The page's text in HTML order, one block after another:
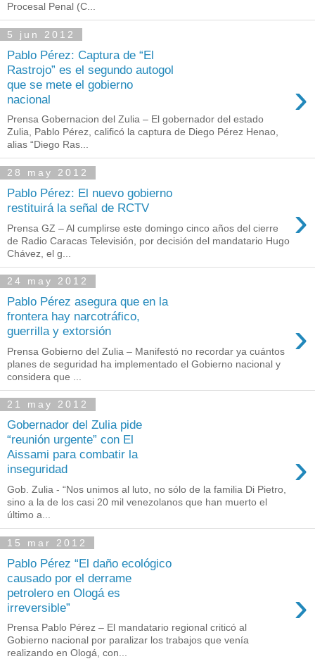
Procesal Penal (C...
5 jun 2012
Pablo Pérez: Captura de “El
Rastrojo” es el segundo autogol
que se mete el gobierno
nacional
›
Prensa Gobernacion del Zulia – El gobernador del estado
Zulia, Pablo Pérez, calificó la captura de Diego Pérez Henao,
alias “Diego Ras...
28 may 2012
Pablo Pérez: El nuevo gobierno
restituirá la señal de RCTV
›
Prensa GZ – Al cumplirse este domingo cinco años del cierre
de Radio Caracas Televisión, por decisión del mandatario Hugo
Chávez, el g...
24 may 2012
Pablo Pérez asegura que en la
frontera hay narcotráfico,
guerrilla y extorsión
›
Prensa Gobierno del Zulia – Manifestó no recordar ya cuántos
planes de seguridad ha implementado el Gobierno nacional y
considera que ...
21 may 2012
Gobernador del Zulia pide
“reunión urgente” con El
Aissami para combatir la
inseguridad
›
Gob. Zulia - “Nos unimos al luto, no sólo de la familia Di Pietro,
sino a la de los casi 20 mil venezolanos que han muerto el
último a...
15 mar 2012
Pablo Pérez “El daño ecológico
causado por el derrame
petrolero en Ologá es
irreversible”
›
Prensa Pablo Pérez – El mandatario regional criticó al
Gobierno nacional por paralizar los trabajos que venía
realizando en Ologá, con...